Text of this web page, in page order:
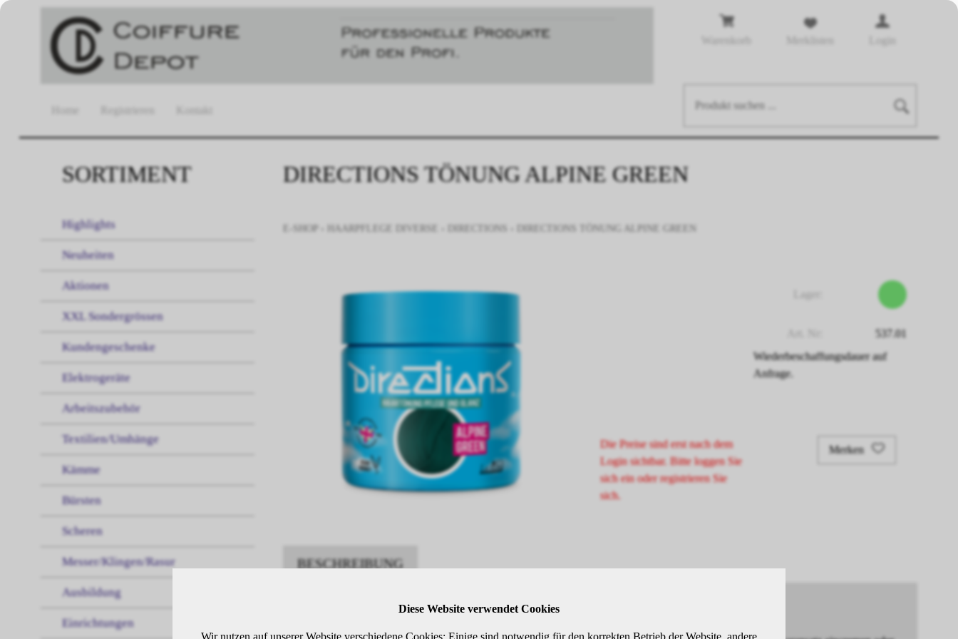
SORTIMENT
Highlights
Neuheiten
Aktionen
XXL Sondergrössen
Kundengeschenke
Elektrogeräte
Arbeitszubehör
Textilien/Umhänge
Kämme
Bürsten
Scheren
Messer/Klingen/Rasur
Ausbildung
Einrichtungen
DIRECTIONS TÖNUNG ALPINE GREEN
E-SHOP HAARPFLEGE DIVERSE DIRECTIONS DIRECTIONS TÖNUNG ALPINE GREEN
537.01
Wiederbeschaffungsdauer auf
Anfrage.
Die Preise sind erst nach dem
Login sichtbar. Bitte loggen Sie
sich ein oder registrieren Sie
sich.
Merken
BESCHREIBUNG
Diese Website verwendet Cookies
Wir nutzen auf unserer Website verschiedene Cookies: Einige sind notwendig für den korrekten Betrieb der Website, andere